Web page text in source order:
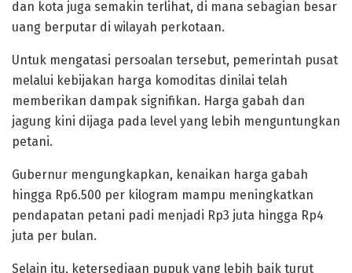
dan kota juga semakin terlihat, di mana sebagian besar
uang berputar di wilayah perkotaan.
Untuk mengatasi persoalan tersebut, pemerintah pusat
melalui kebijakan harga komoditas dinilai telah
memberikan dampak signifikan. Harga gabah dan
jagung kini dijaga pada level yang lebih menguntungkan
petani.
Gubernur mengungkapkan, kenaikan harga gabah
hingga Rp6.500 per kilogram mampu meningkatkan
pendapatan petani padi menjadi Rp3 juta hingga Rp4
juta per bulan.
Selain itu, ketersediaan pupuk yang lebih baik turut